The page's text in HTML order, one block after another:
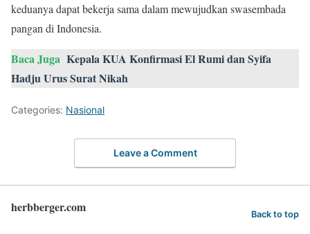
keduanya dapat bekerja sama dalam mewujudkan swasembada
pangan di Indonesia.
Baca Juga Kepala KUA Konfirmasi El Rumi dan Syifa
Hadju Urus Surat Nikah
Categories: Nasional
Leave a Comment
herbberger.com Back to top